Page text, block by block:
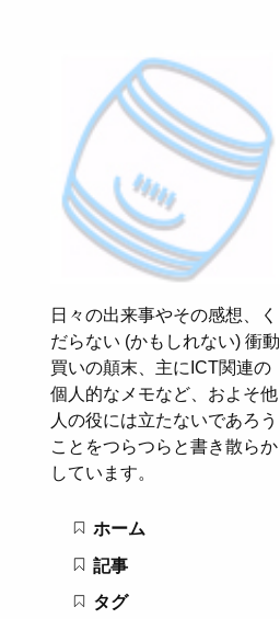
日々の出来事やその感想、く
だらない (かもしれない) 衝動
買いの顛末、主にICT関連の
個人的なメモなど、およそ他
人の役には立たないであろう
ことをつらつらと書き散らか
しています。
ホーム
記事
タグ